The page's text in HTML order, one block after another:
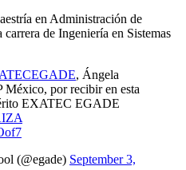
en Administración de
de Ingeniería en Sistemas
, Ángela
México, por recibir en esta
EXATEC EGADE
(@egade) September 3,